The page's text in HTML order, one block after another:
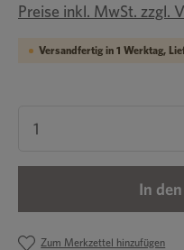
Preise inkl. MwSt. zzgl.
Versandfertig in 1 Werktag,
Produkt Anzahl:
In
Zum Merkzettel hinzufügen